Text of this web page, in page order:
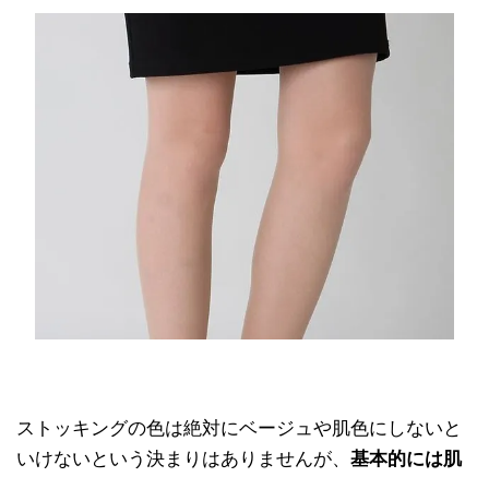
ストッキングの色は絶対にベージュや肌色にしないと
いけないという決まりはありませんが、 基本的には肌